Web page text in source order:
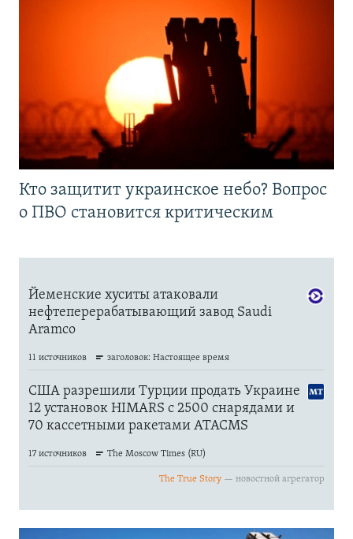
Кто защитит украинское небо? Вопрос
о ПВО становится критическим